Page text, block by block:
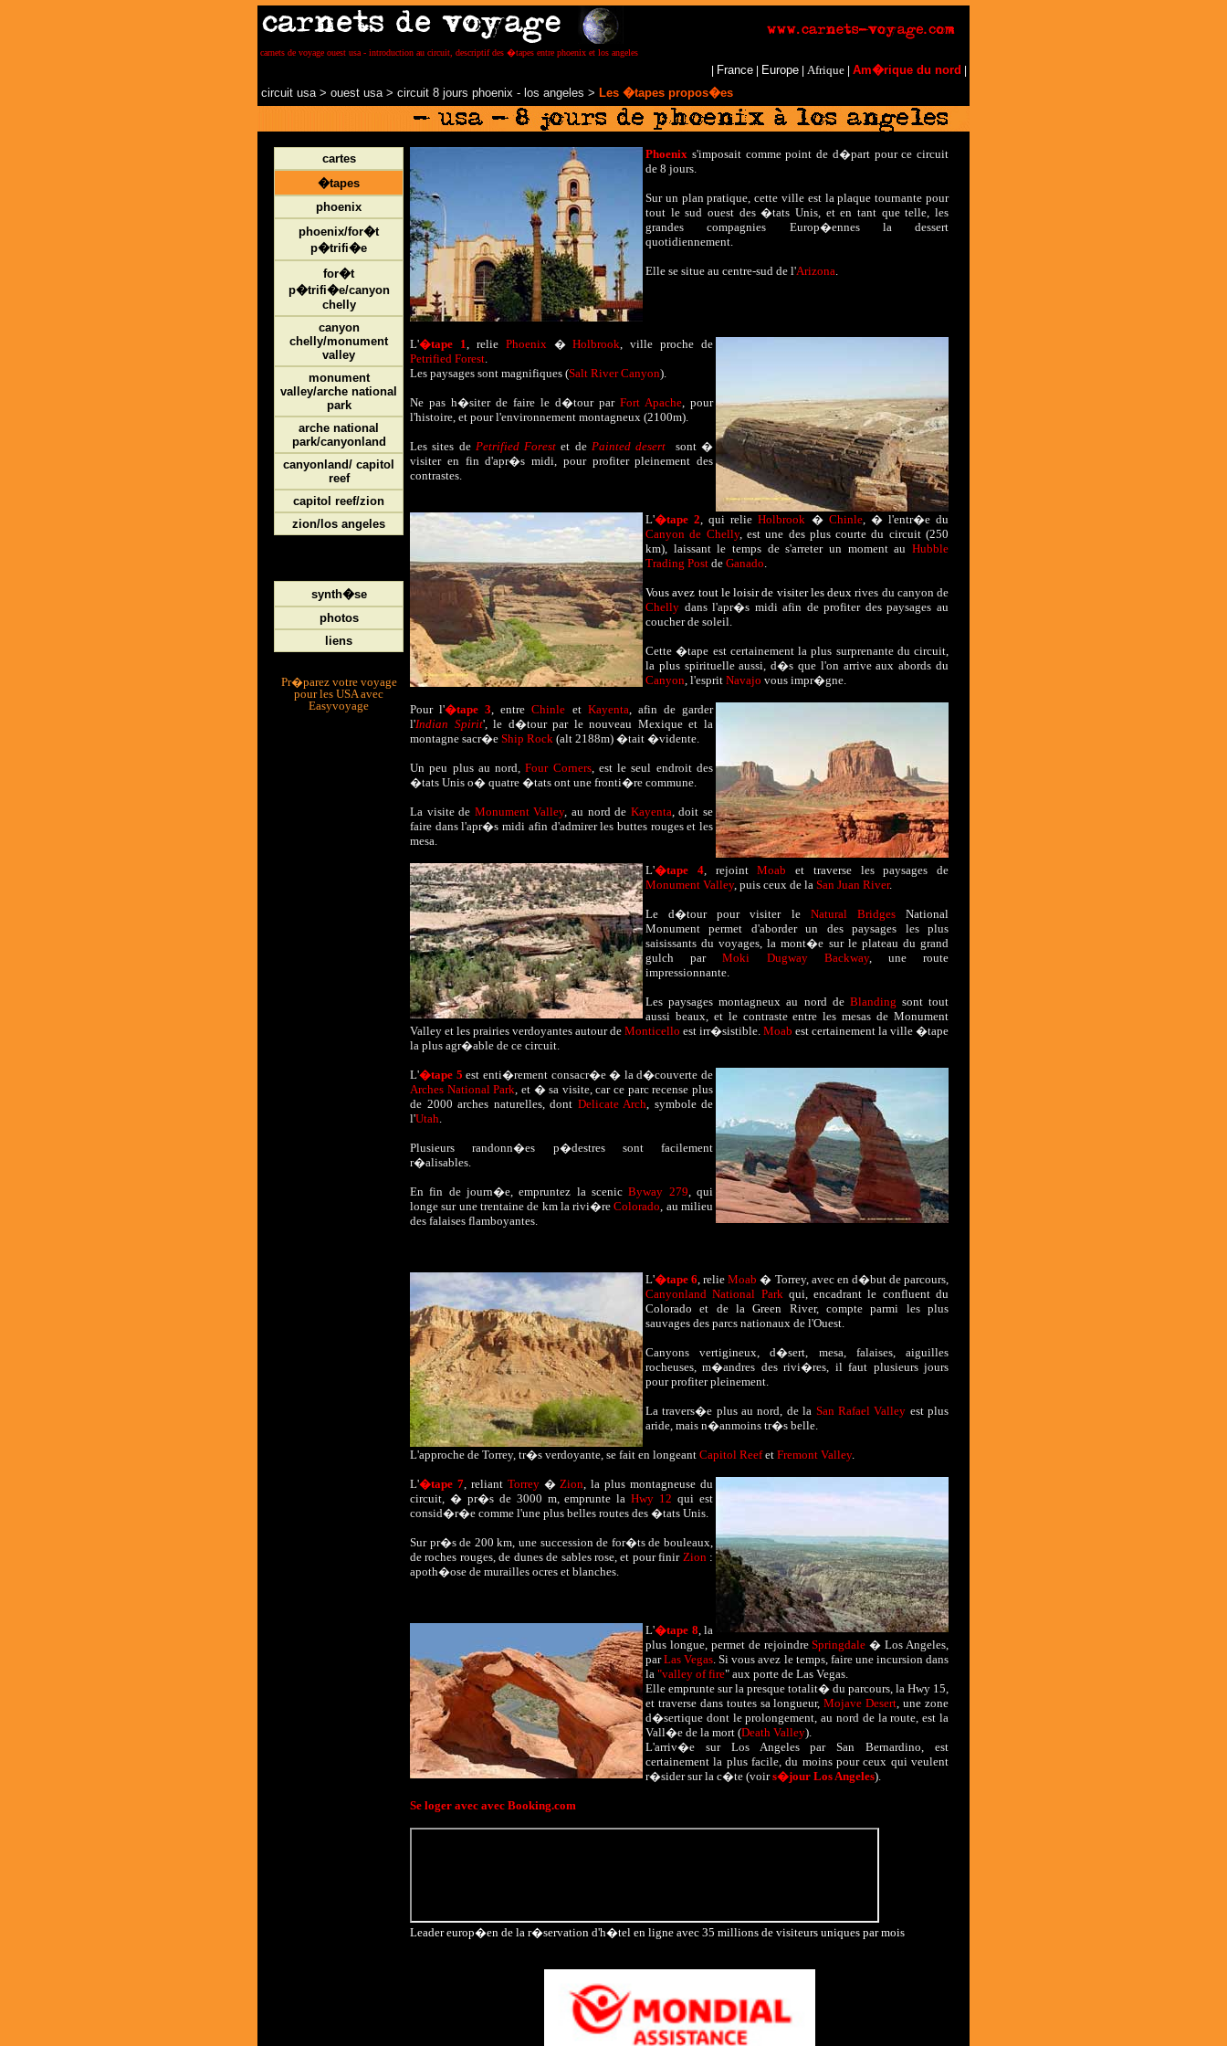
carnets de voyage ouest usa - introduction au circuit, descriptif des �tapes entre phoenix et los angeles
France Europe Afrique Am�rique du nord
circuit usa> ouest usa> circuit 8 jours phoenix - los angeles > Les �tapes propos�es
cartes
�tapes
phoenix
phoenix/for�t
p�trifi�e
for�t
p�trifi�e/canyon
chelly
canyon
chelly/monument
valley
monument
valley/arche national
park
arche national
park/canyonland
canyonland/ capitol
reef
capitol reef/zion
zion/los angeles
synth�se
photos
liens
Pr�parez votre voyage
pour les USA avec
Easyvoyage
Phoenix s'imposait comme point de d�part pour ce circuit
de 8 jours.
Sur un plan pratique, cette ville est la plaque tournante pour
tout le sud ouest des �tats Unis, et en tant que telle, les
grandes compagnies Europ�ennes la dessert
quotidiennement.
Elle se situe au centre-sud de l'Arizona.
L'�tape 1,relie Phoenix�Holbrook, ville proche de
Petrified Forest.
Les paysages sont magnifiques (Salt River Canyon).
Ne pas h�siter de faire le d�tour par Fort Apache, pour
l'histoire, et pour l'environnement montagneux (2100m).
Les sites de Petrified Forest et de Painted desert sont �
visiter en fin d'apr�s midi, pour profiter pleinement des
contrastes.
L'�tape 2, qui relieHolbrook �Chinle, � l'entr�e du
Canyon de Chelly, est une des plus courte du circuit (250
km), laissant le temps de s'arreter un moment au Hubble
Trading Post de Ganado.
Vous avez tout le loisir de visiter les deuxrives du canyon de
Chelly dans l'apr�s midi afin de profiter des paysages au
coucher de soleil.
Cette �tape est certainement la plus surprenante du circuit,
la plus spirituelle aussi, d�s que l'on arrive aux abords du
Canyon, l'esprit Navajo vous impr�gne.
Pour l'�tape 3, entreChinle et Kayenta, afin de garder
l'Indian Spirit', le d�tour par le nouveau Mexique et la
montagne sacr�e Ship Rock (alt 2188m) �tait �vidente.
Un peu plus au nord,Four Corners, est le seul endroit des
�tats Unis o� quatre �tats ont une fronti�re commune.
La visite de Monument Valley, au nord de Kayenta, doit se
faire dans l'apr�s midi afin d'admirer les buttes rouges et les
mesa.
L'�tape 4, rejointMoab et traverse les paysages de
Monument Valley, puis ceux de la San Juan River.
Le d�tour pour visiter le Natural BridgesNational
Monument permet d'aborder un des paysages les plus
saisissants du voyages, la mont�e sur le plateau du grand
gulch parMoki Dugway Backway, une route
impressionnante.
Les paysages montagneux au nord de Blanding sont tout
aussi beaux, et le contraste entre les mesas de Monument
Valley et les prairies verdoyantes autour de Monticello est irr�sistible. Moab est certainement la ville �tape
la plus agr�able de ce circuit.
L'�tape 5 est enti�rement consacr�e � la d�couverte de
Arches National Park, et � sa visite, car ce parc recense plus
de 2000 arches naturelles, dont Delicate Arch, symbole de
l'Utah.
Plusieurs randonn�es p�destres sont facilement
r�alisables.
En fin de journ�e, empruntez la scenicByway 279, qui
longe sur une trentaine de km la rivi�reColorado, au milieu
des falaises flamboyantes.
L'�tape 6, relie Moab � Torrey, avec en d�but de parcours,
Canyonland National Parkqui, encadrant le confluent du
Colorado et de la Green River, compte parmi les plus
sauvages des parcs nationaux de l'Ouest.
Canyons vertigineux, d�sert, mesa, falaises, aiguilles
rocheuses, m�andres des rivi�res, il faut plusieurs jours
pour profiter pleinement.
La travers�e plus au nord, de la San Rafael Valley est plus
aride, mais n�anmoins tr�s belle.
L'approche de Torrey, tr�s verdoyante, se fait en longeant Capitol Reefet Fremont Valley.
L'�tape 7, reliant Torrey�Zion, la plus montagneuse du
circuit, � pr�s de 3000 m, emprunte laHwy 12 qui est
consid�r�e comme l'une plus belles routes des �tats Unis.
Sur pr�s de 200 km, une succession de for�ts de bouleaux,
de roches rouges, de dunes de sables rose, et pour finir Zion:
apoth�ose de murailles ocres et blanches.
L'�tape 8, la
plus longue, permet de rejoindreSpringdale � Los Angeles,
parLas Vegas. Si vous avez le temps, faire une incursion dans
la "valley of fire" aux porte de Las Vegas.
Elle emprunte sur la presque totalit� du parcours, la Hwy 15,
et traverse dans toutes sa longueur,Mojave Desert, une zone
d�sertique dont le prolongement, au nord de la route, est la
Vall�e de la mort (Death Valley).
L'arriv�e sur Los Angeles par San Bernardino, est
certainement la plus facile, du moins pour ceux qui veulent
r�sider sur la c�te (voirs�jour Los Angeles).
Se loger avec avec Booking.com
Leader europ�en de la r�servation d'h�tel en ligne avec 35 millions de visiteurs uniques par mois